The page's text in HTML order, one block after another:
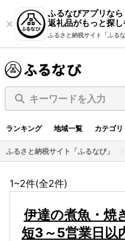
ふるなびアプリなら
返礼品がもっと探し
ふるさと納税サイト「ふるな
キーワードを入力
ランキング 地域一覧 カテゴリ
ふるさと納税サイト「ふるなび」
1~2件(全2件)
伊達の煮魚・焼
短3～5営業日以